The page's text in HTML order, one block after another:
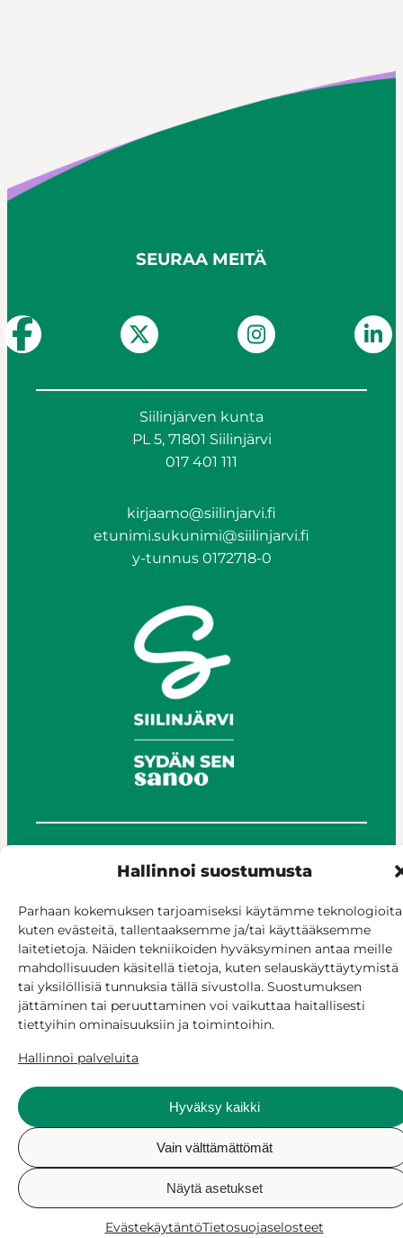
Hallinnoi suostumusta
Parhaan kokemuksen tarjoamiseksi käytämme
kuten evästeitä, tallentaaksemme ja/tai käyttääksemme
laitetietoja. Näiden tekniikoiden hyväksyminen antaa meille
mahdollisuuden käsitellä tietoja, kuten selauskäyttäytymistä
tai yksilöllisiä tunnuksia tällä sivustolla. Suostumuksen
jättäminen tai peruuttaminen voi vaikuttaa haitallisesti
tiettyihin ominaisuuksiin ja toimintoihin.
Hallinnoi palveluita
Hyväksy kaikki
Vain välttämättömät
Näytä asetukset
EvästekäytäntöTietosuojaselosteet
SEURAA MEITÄ
Siilinjärven kunta
PL 5, 71801 Siilinjärvi
017 401 111
kirjaamo@siilinjarvi.fi
etunimi.sukunimi@siilinjarvi.fi
y-tunnus 0172718-0
© Siilinjärvi 2025
Asioi verkossa
Laskutus ja maksaminen
Saavutettavuus
Evästekäytäntö
Hallitse suostumusta